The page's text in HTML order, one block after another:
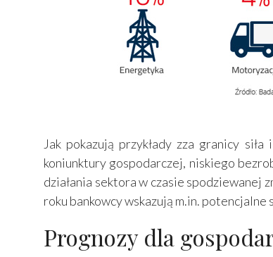
Jak pokazują przykłady zza granicy
koniunktury gospodarczej, niskiego
działania sektora w czasie spodziewanej
roku bankowcy wskazują m.in.
Prognozy dla